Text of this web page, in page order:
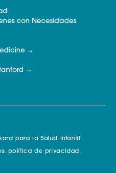
con Necesidades
para la Salud Infantil.
política de privacidad.